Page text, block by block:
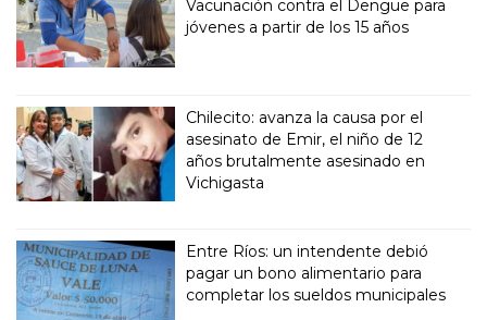
Vacunación contra el Dengue para
jóvenes a partir de los 15 años
Chilecito: avanza la causa por el
asesinato de Emir, el niño de 12
años brutalmente asesinado en
Vichigasta
Entre Ríos: un intendente debió
pagar un bono alimentario para
completar los sueldos municipales